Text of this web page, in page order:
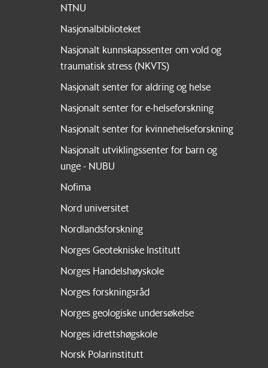
NTNU
Nasjonalbiblioteket
Nasjonalt kunnskapssenter om vold og
traumatisk stress (NKVTS)
Nasjonalt senter for aldring og helse
Nasjonalt senter for e-helseforskning
Nasjonalt senter for kvinnehelseforskning
Nasjonalt utviklingssenter for barn og
unge - NUBU
Nofima
Nord universitet
Nordlandsforskning
Norges Geotekniske Institutt
Norges Handelshøyskole
Norges forskningsråd
Norges geologiske undersøkelse
Norges idrettshøgskole
Norsk Polarinstitutt